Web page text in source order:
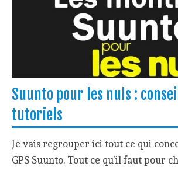
Suunto pour les nuls :
tutoriels
Je vais regrouper ici tout ce qui
GPS Suunto. Tout ce qu’il faut pour